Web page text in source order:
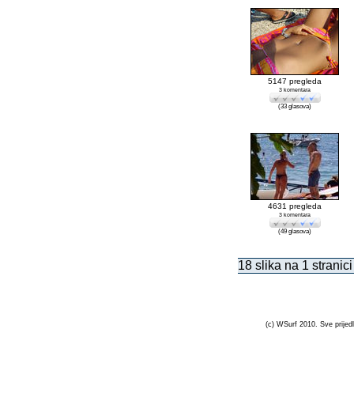
5147 pregleda
3 komentara
(33 glasova)
4631 pregleda
3 komentara
(49 glasova)
18 slika na 1 stranici
(c) WSurf 2010. Sve